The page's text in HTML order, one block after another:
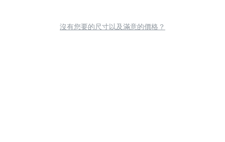
沒有您要的尺寸以及滿意的價格？